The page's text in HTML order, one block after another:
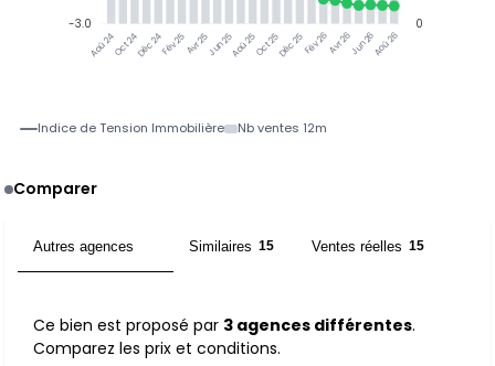
Aoû 24Oct 24Déc 24Fév 25Avr 25Jun 25Aoû 25Oct 25Déc 25Fév 26Avr 26Jun 26Aoû 26
0
-3.0
Indice de Tension Immobilière Nb ventes 12m
Comparer
Autres agences Similaires 15 Ventes réelles 15
Ce bien est proposé par 3 agences différentes.
Comparez les prix et conditions.